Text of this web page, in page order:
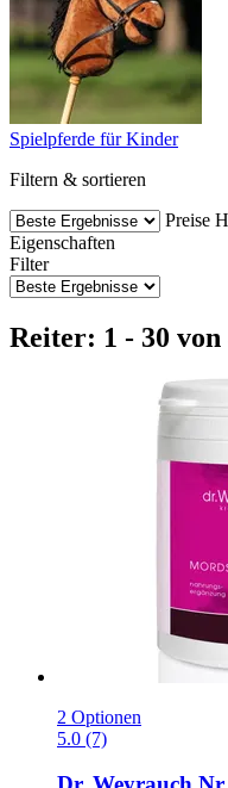
Spielpferde für Kinder
Filtern & sortieren
Preise
Eigenschaften
Filter
Reiter: 1 - 30
2 Optionen
5.0 (7)